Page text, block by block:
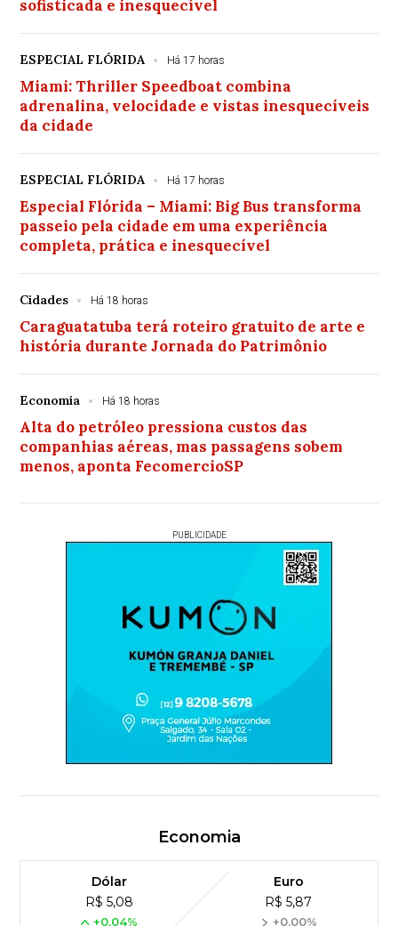
sofisticada e inesquecível
ESPECIAL FLÓRIDA Há 17 horas
Miami: Thriller Speedboat combina
adrenalina, velocidade e vistas inesquecíveis
da cidade
ESPECIAL FLÓRIDA Há 17 horas
Especial Flórida – Miami: Big Bus transforma
passeio pela cidade em uma experiência
completa, prática e inesquecível
Cidades Há 18 horas
Caraguatatuba terá roteiro gratuito de arte e
história durante Jornada do Patrimônio
Economia Há 18 horas
Alta do petróleo pressiona custos das
companhias aéreas, mas passagens sobem
menos, aponta FecomercioSP
PUBLICIDADE
Economia
Dólar
R$ 5,08
+0,04%
Euro
R$ 5,87
+0,00%